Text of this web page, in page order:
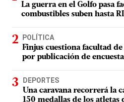
La guerra en el Golfo pasa
combustibles suben hasta
POLÍTICA
Finjus cuestiona facultad
por publicación de
DEPORTES
Una caravana recorrerá la
150 medallas de los atletas